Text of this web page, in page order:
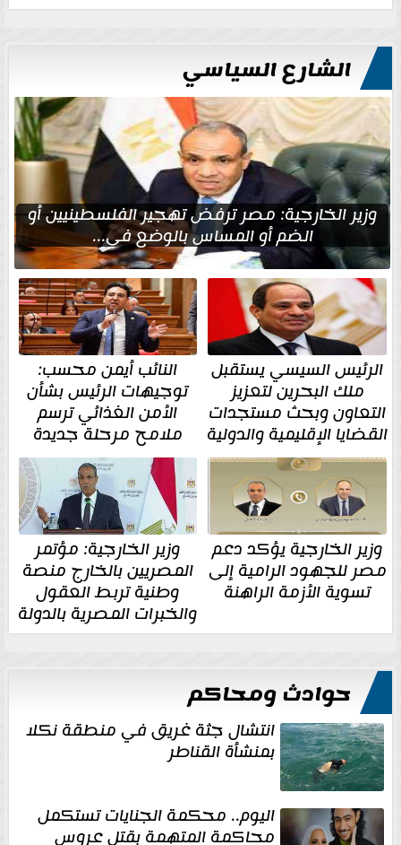
الشارع السياسي
وزير الخارجية: مصر ترفض تهجير الفلسطينيين أو
الضم أو المساس بالوضع في...
الرئيس السيسي يستقبل
ملك البحرين لتعزيز
التعاون وبحث مستجدات
القضايا الإقليمية والدولية
النائب أيمن محسب:
توجيهات الرئيس بشأن
الأمن الغذائي ترسم
ملامح مرحلة جديدة
وزير الخارجية يؤكد دعم
مصر للجهود الرامية إلى
تسوية الأزمة الراهنة
وزير الخارجية: مؤتمر
المصريين بالخارج منصة
وطنية تربط العقول
والخبرات المصرية بالدولة
حوادث ومحاكم
انتشال جثة غريق في منطقة نكلا
بمنشأة القناطر
اليوم.. محكمة الجنايات تستكمل
محاكمة المتهمة بقتل عروس